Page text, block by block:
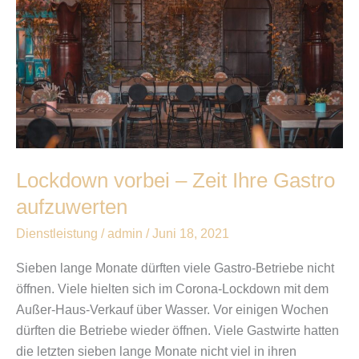
Lockdown vorbei – Zeit Ihre Gastro
aufzuwerten
Dienstleistung /admin /Juni 18, 2021
Sieben lange Monate dürften viele Gastro-Betriebe nicht
öffnen. Viele hielten sich im Corona-Lockdown mit dem
Außer-Haus-Verkauf über Wasser. Vor einigen Wochen
dürften die Betriebe wieder öffnen. Viele Gastwirte hatten
die letzten sieben lange Monate nicht viel in ihren
Zeit
Ihre
Gastro
aufzuwerten